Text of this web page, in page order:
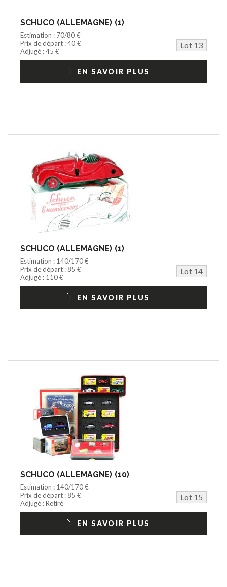
SCHUCO (ALLEMAGNE) (1)
Estimation : 70/80 €
Prix de départ : 40 €
Lot 13
Adjugé : 45 €
EN SAVOIR PLUS
SCHUCO (ALLEMAGNE) (1)
Estimation : 140/170 €
Prix de départ : 85 €
Lot 14
Adjugé : 110 €
EN SAVOIR PLUS
SCHUCO (ALLEMAGNE) (10)
Estimation : 140/170 €
Prix de départ : 85 €
Lot 15
Adjugé : Retiré
EN SAVOIR PLUS